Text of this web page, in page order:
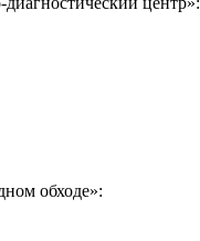
обходе»: